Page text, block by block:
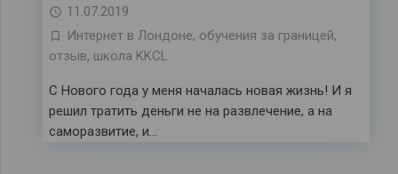
11.07.2019
Интернет в Лондоне, обучения за границей,
отзыв, школа KKCL
С Нового года у меня началась новая жизнь! И я
решил тратить деньги не на развлечение, а на
саморазвитие, и…